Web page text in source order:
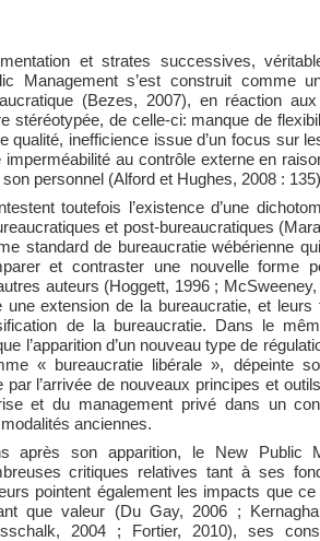
et strates successives,
Management s’est construit comme
(Bezes, 2007), en réaction
stéréotypée, de celle-ci: manque de
qualité, inefficience issue d’un focus sur
imperméabilité au contrôle externe en
personnel (Alford et Hughes, 2008 :
toutefois l’existence d’une
et post-bureaucratiques
standard de bureaucratie wébérienne
et contraster une nouvelle forme
auteurs (Hoggett, 1996 ;
une extension de la bureaucratie, et
de la bureaucratie. Dans le
l’apparition d’un nouveau type de
« bureaucratie libérale », dépeinte
par l’arrivée de nouveaux principes et
et du management privé dans un
anciennes.
après son apparition, le New Public
critiques relatives tant à ses
pointent également les impacts que
que valeur (Du Gay, 2006 ;
2004 ; Fortier, 2010), ses